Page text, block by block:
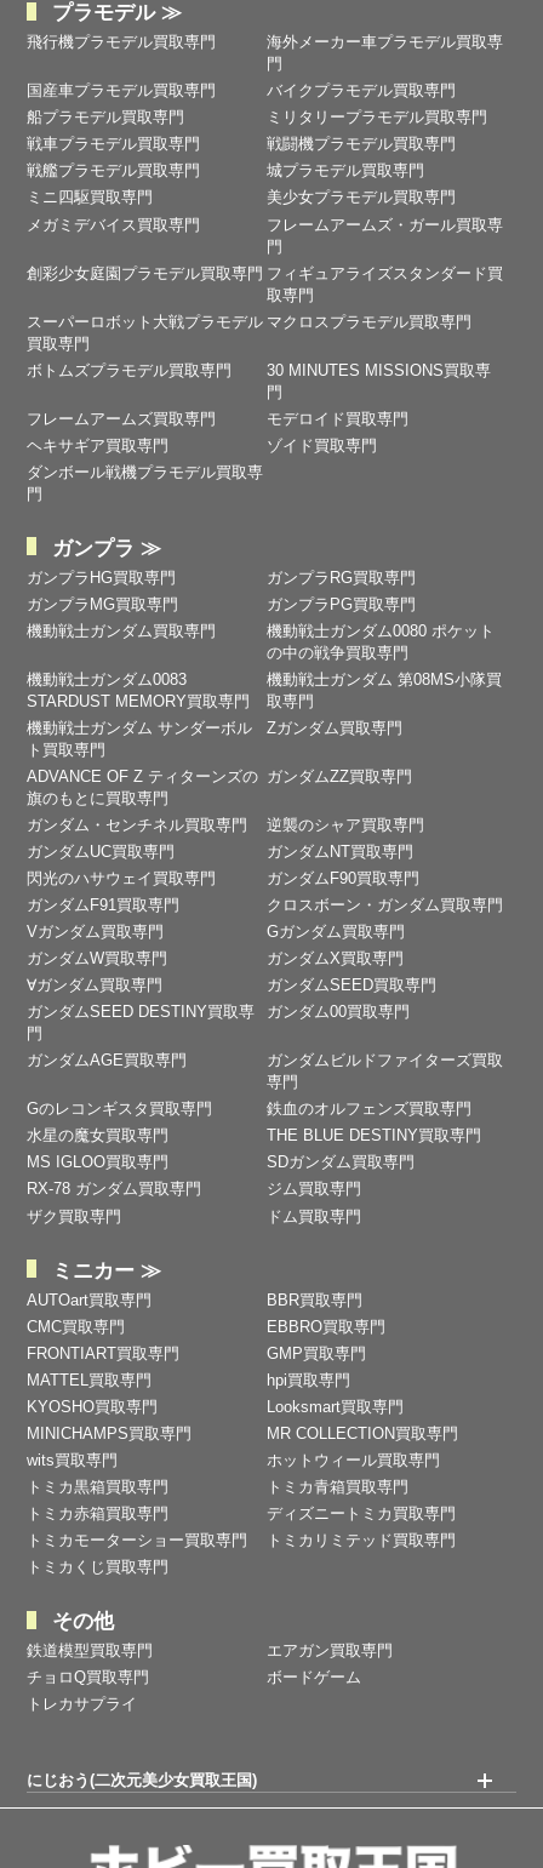
プラモデル ≫
飛行機プラモデル買取専門
海外メーカー車プラモデル買取専
門
国産車プラモデル買取専門
バイクプラモデル買取専門
船プラモデル買取専門
ミリタリープラモデル買取専門
戦車プラモデル買取専門
戦闘機プラモデル買取専門
戦艦プラモデル買取専門
城プラモデル買取専門
ミニ四駆買取専門
美少女プラモデル買取専門
メガミデバイス買取専門
フレームアームズ・ガール買取専
門
創彩少女庭園プラモデル買取専門 フィギュアライズスタンダード買
取専門
スーパーロボット大戦プラモデル
買取専門
マクロスプラモデル買取専門
ボトムズプラモデル買取専門
30 MINUTES MISSIONS買取専
門
フレームアームズ買取専門
モデロイド買取専門
ヘキサギア買取専門
ゾイド買取専門
ダンボール戦機プラモデル買取専
門
ガンプラ ≫
ガンプラHG買取専門
ガンプラRG買取専門
ガンプラMG買取専門
ガンプラPG買取専門
機動戦士ガンダム買取専門
機動戦士ガンダム0080 ポケット
の中の戦争買取専門
機動戦士ガンダム0083
STARDUST MEMORY買取専門
機動戦士ガンダム 第08MS小隊買
取専門
機動戦士ガンダム サンダーボル
ト買取専門
Zガンダム買取専門
ADVANCE OF Ζ ティターンズの
旗のもとに買取専門
ガンダムZZ買取専門
ガンダム・センチネル買取専門
逆襲のシャア買取専門
ガンダムUC買取専門
ガンダムNT買取専門
閃光のハサウェイ買取専門
ガンダムF90買取専門
ガンダムF91買取専門
クロスボーン・ガンダム買取専門
Vガンダム買取専門
Gガンダム買取専門
ガンダムW買取専門
ガンダムX買取専門
∀ガンダム買取専門
ガンダムSEED買取専門
ガンダムSEED DESTINY買取専
門
ガンダム00買取専門
ガンダムAGE買取専門
ガンダムビルドファイターズ買取
専門
Gのレコンギスタ買取専門
鉄血のオルフェンズ買取専門
水星の魔女買取専門
THE BLUE DESTINY買取専門
MS IGLOO買取専門
SDガンダム買取専門
RX-78 ガンダム買取専門
ジム買取専門
ザク買取専門
ドム買取専門
ミニカー ≫
AUTOart買取専門
BBR買取専門
CMC買取専門
EBBRO買取専門
FRONTIART買取専門
GMP買取専門
MATTEL買取専門
hpi買取専門
KYOSHO買取専門
Looksmart買取専門
MINICHAMPS買取専門
MR COLLECTION買取専門
wits買取専門
ホットウィール買取専門
トミカ黒箱買取専門
トミカ青箱買取専門
トミカ赤箱買取専門
ディズニートミカ買取専門
トミカモーターショー買取専門
トミカリミテッド買取専門
トミカくじ買取専門
その他
鉄道模型買取専門
エアガン買取専門
チョロQ買取専門
ボードゲーム
トレカサプライ
にじおう(二次元美少女買取王国)